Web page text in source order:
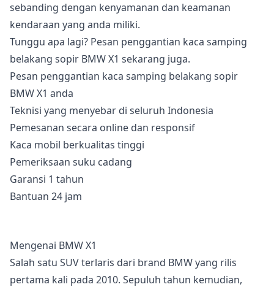
sebanding dengan kenyamanan dan keamanan
kendaraan yang anda miliki.
Tunggu apa lagi? Pesan penggantian kaca samping
belakang sopir BMW X1 sekarang juga.
Pesan penggantian kaca samping belakang sopir
BMW X1 anda
Teknisi yang menyebar di seluruh Indonesia
Pemesanan secara online dan responsif
Kaca mobil berkualitas tinggi
Pemeriksaan suku cadang
Garansi 1 tahun
Bantuan 24 jam
Mengenai BMW X1
Salah satu SUV terlaris dari brand BMW yang rilis
pertama kali pada 2010. Sepuluh tahun kemudian,